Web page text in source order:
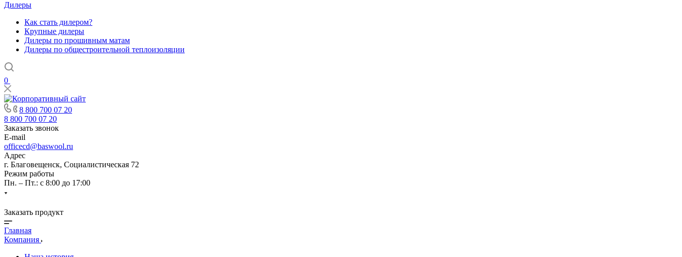
Дилеры
Как стать дилером?
Крупные дилеры
Дилеры по прошивным матам
Дилеры по общестроительной теплоизоляции
0
8 800 700 07 20
8 800 700 07 20
Заказать звонок
E-mail
officecd@baswool.ru
Адрес
г. Благовещенск, Социалистическая 72
Режим работы
Пн. – Пт.: с 8:00 до 17:00
Заказать продукт
Главная
Компания